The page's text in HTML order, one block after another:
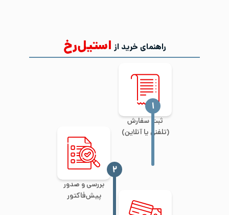
راهنمای خرید از استیل‌رخ
ثبت سفارش
(تلفنی یا آنلاین)
‍۱
بررسی و صدور
پیش‌فاکتور
‍۲